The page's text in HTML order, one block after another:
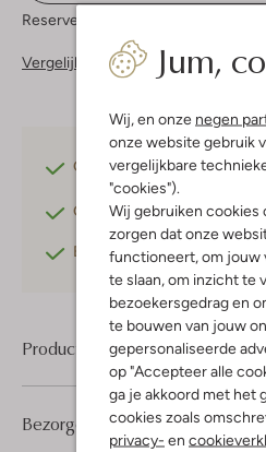
Jum,
Wij, en onze negen
onze website gebruik
vergelijkbare
"cookies").
Wij gebruiken cookies
zorgen dat onze
functioneert, om jouw
te slaan, om inzicht te
bezoekersgedrag en
te bouwen van jouw
gepersonaliseerde
op "Accepteer alle
ga je akkoord met het
cookies zoals
privacy- en
Reserveer direct in een van onze 37
Vergelijkbare items
Gratis verzendingvanaf
Gratis retournerenbinnen
Betaal achterafmet Klarna
Product informatie
Bezorgen & retourneren